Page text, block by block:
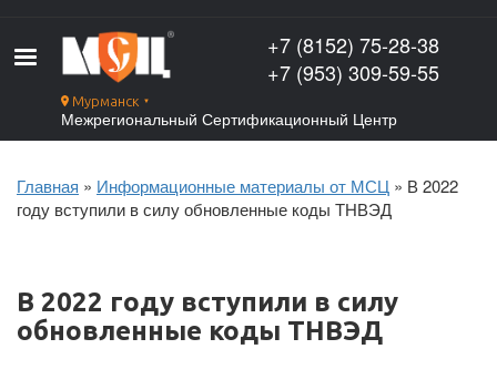
основному
содержанию
Мурманск ▼
Межрегиональный Сертификационный Центр
+7 (8152) 75-28-38
+7 (953) 309-59-55
Строка
Главная Информационные материалы от МСЦ
В 2022
году вступили в силу обновленные коды ТНВЭД
В 2022 году вступили в силу
обновленные коды ТНВЭД